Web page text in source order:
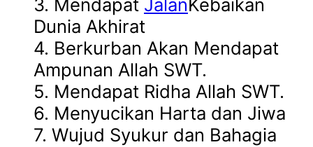
3. Mendapat JalanKebaikan
Dunia Akhirat
4. Berkurban Akan Mendapat
Ampunan Allah SWT.
5. Mendapat Ridha Allah SWT.
6. Menyucikan Harta dan Jiwa
7. Wujud Syukur dan Bahagia